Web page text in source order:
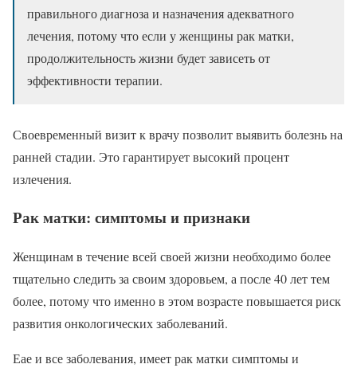
правильного диагноза и назначения адекватного
лечения, потому что если у женщины рак матки,
продолжительность жизни будет зависеть от
эффективности терапии.
Своевременный визит к врачу позволит выявить болезнь на
ранней стадии. Это гарантирует высокий процент
излечения.
Рак матки: симптомы и признаки
Женщинам в течение всей своей жизни необходимо более
тщательно следить за своим здоровьем, а после 40 лет тем
более, потому что именно в этом возрасте повышается риск
развития онкологических заболеваний.
Еае и все заболевания, имеет рак матки симптомы и